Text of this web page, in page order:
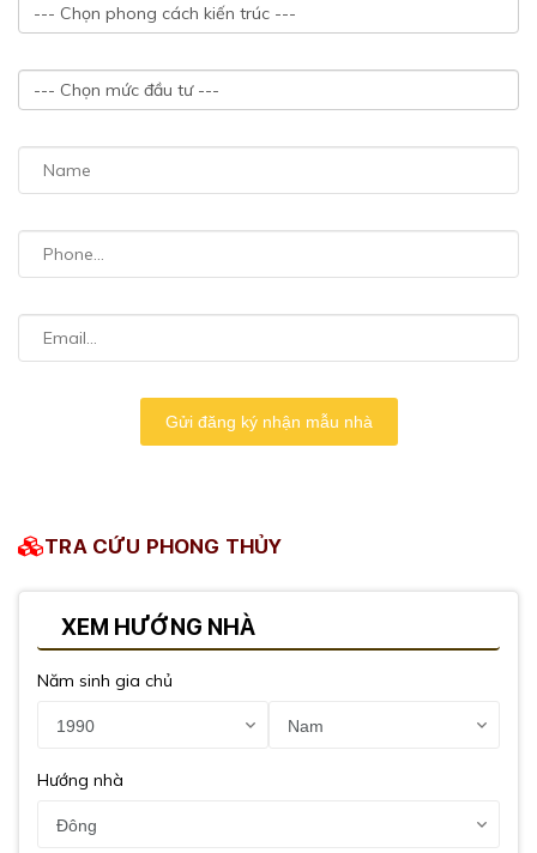
Gửi đăng ký nhận mẫu nhà
TRA CỨU PHONG THỦY
XEM HƯỚNG NHÀ
Năm sinh gia chủ
Hướng nhà